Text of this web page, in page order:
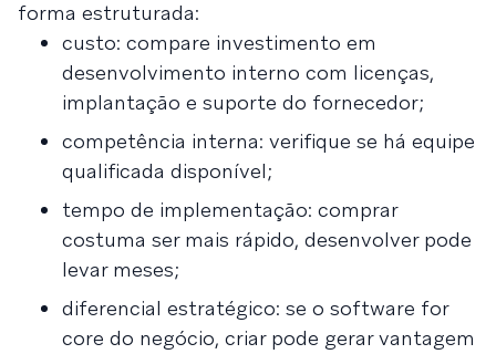
forma estruturada:
custo: compare investimento em
desenvolvimento interno com licenças,
implantação e suporte do fornecedor;
competência interna: verifique se há equipe
qualificada disponível;
tempo de implementação: comprar
costuma ser mais rápido, desenvolver pode
levar meses;
diferencial estratégico: se o software for
core do negócio, criar pode gerar vantagem